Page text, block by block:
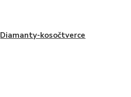
Diamanty-kosočtverce